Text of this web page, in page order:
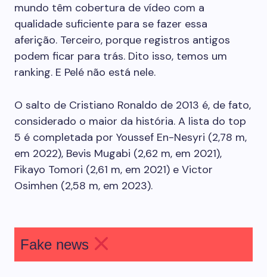
mundo têm cobertura de vídeo com a
qualidade suficiente para se fazer essa
aferição. Terceiro, porque registros antigos
podem ficar para trás. Dito isso, temos um
ranking. E Pelé não está nele.
O salto de Cristiano Ronaldo de 2013 é, de fato,
considerado o maior da história. A lista do top
5 é completada por Youssef En-Nesyri (2,78 m,
em 2022), Bevis Mugabi (2,62 m, em 2021),
Fikayo Tomori (2,61 m, em 2021) e Victor
Osimhen (2,58 m, em 2023).
Fake news